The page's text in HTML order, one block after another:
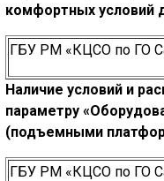
комфортных условий
ГБУ РМ «КЦСО по ГО
Наличие условий и
параметру
(подъемными
ГБУ РМ «КЦСО по ГО